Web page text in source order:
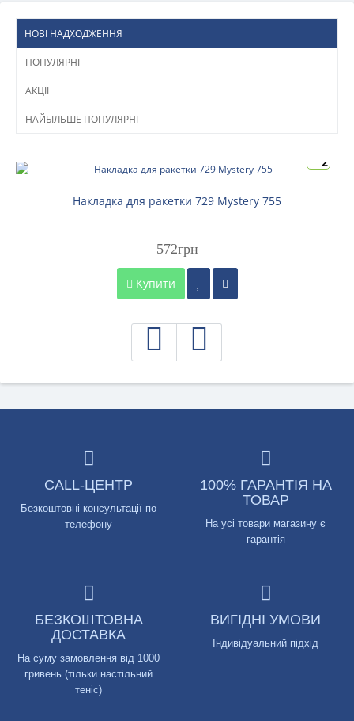
НОВІ НАДХОДЖЕННЯ
ПОПУЛЯРНІ
АКЦІЇ
НАЙБІЛЬШЕ ПОПУЛЯРНІ
2
Накладка для ракетки 729 Mystery 755
572грн
Купити
CALL-ЦЕНТР
Безкоштовні консультації по
телефону
100% ГАРАНТІЯ НА
ТОВАР
На усі товари магазину є
гарантія
БЕЗКОШТОВНА
ДОСТАВКА
На суму замовлення від 1000
гривень (тільки настільний
теніс)
ВИГІДНІ УМОВИ
Індивідуальний підхід